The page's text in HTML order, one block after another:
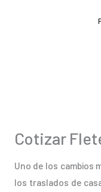
Cotizar
Uno de los cambios
los traslados de